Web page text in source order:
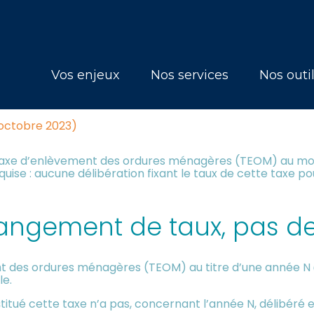
Vos enjeux Nos services Nos
QUI DOIT ÊTRE
2023)
d’enlèvement des ordures ménagères (TEOM) au
: aucune délibération fixant le taux de cette taxe
de taux, pas
ordures ménagères (TEOM) au titre d’une année
cette taxe n’a pas, concernant l’année N, délibéré